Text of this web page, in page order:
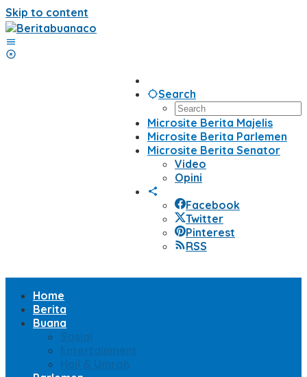
Skip to content
Search
Microsite Berita Majelis
Microsite Berita Parlemen
Microsite Berita Senator
Video
Opini
Facebook
Twitter
Pinterest
RSS
Home
Berita
Buana
Sosial
Entertainment
Haji & Umroh